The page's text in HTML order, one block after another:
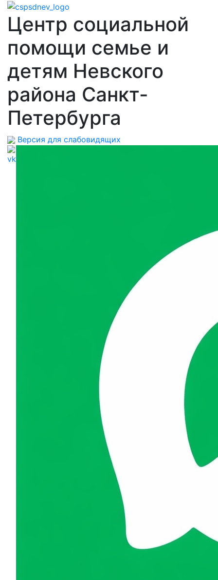
Центр социальной
помощи семье и
детям Невского
района Санкт-
Петербурга
Версия для слабовидящих